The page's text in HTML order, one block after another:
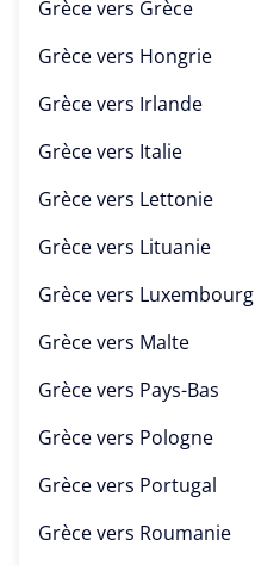
Grèce vers Grèce
Grèce vers Hongrie
Grèce vers Irlande
Grèce vers Italie
Grèce vers Lettonie
Grèce vers Lituanie
Grèce vers Luxembourg
Grèce vers Malte
Grèce vers Pays-Bas
Grèce vers Pologne
Grèce vers Portugal
Grèce vers Roumanie